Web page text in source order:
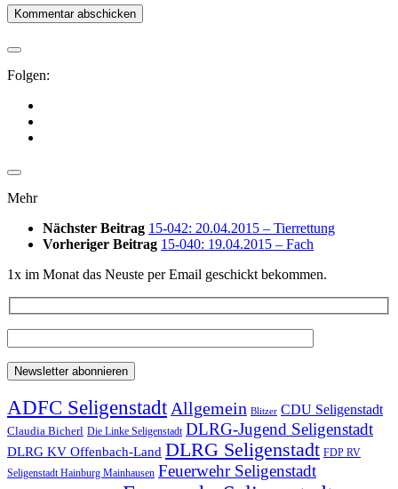
Folgen:
Mehr
Nächster Beitrag 15-042: 20.04.2015 – Tierrettung
Vorheriger Beitrag 15-040: 19.04.2015 – Fach
1x im Monat das Neuste per Email geschickt bekommen.
ADFC SeligenstadtAllgemein Blitzer CDU Seligenstadt
Claudia Bicherl Die Linke Seligenstadt DLRG-Jugend Seligenstadt
DLRG KV Offenbach-Land DLRG Seligenstadt FDP RV
Seligenstadt Hainburg Mainhausen Feuerwehr Seligenstadt